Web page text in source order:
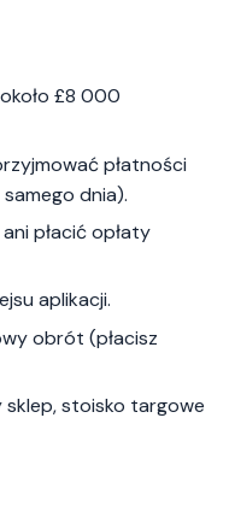
£8 000
płatności
dnia).
płacić opłaty
aplikacji.
obrót (płacisz
sklep, stoisko targowe